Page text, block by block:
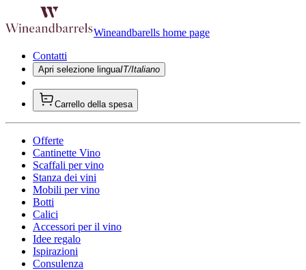
Wineandbarells home page
Contatti
Apri selezione linguaIT/Italiano
Carrello della spesa
Offerte
Cantinette Vino
Scaffali per vino
Stanza dei vini
Mobili per vino
Botti
Calici
Accessori per il vino
Idee regalo
Ispirazioni
Consulenza